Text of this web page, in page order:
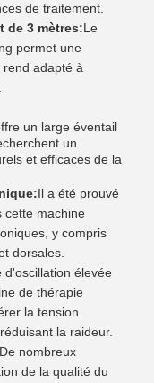
de traitement.
de 3 mètres:Le
permet une
adapté à
un large éventail
un
et efficaces de la
Il a été prouvé
cette machine
y compris
dorsales.
d'oscillation élevée
de thérapie
la tension
la raideur.
De nombreux
de la qualité du